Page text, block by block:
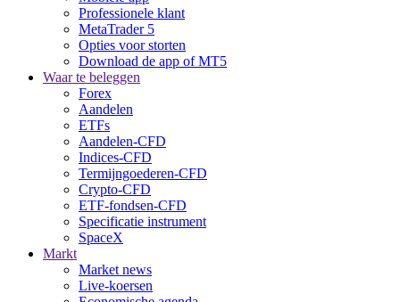
Professionele klant
MetaTrader 5
Opties voor storten
Download de app of MT5
Waar te beleggen
Forex
Aandelen
ETFs
Aandelen-CFD
Indices-CFD
Termijngoederen-CFD
Crypto-CFD
ETF-fondsen-CFD
Specificatie instrument
SpaceX
Markt
Market news
Live-koersen